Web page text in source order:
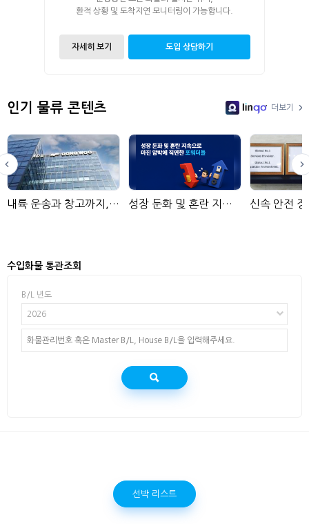
환적 상황 및 도착지연 모니터링이 가능합니다.
자세히 보기 도입 상담하기
인기 물류 콘텐츠
LinGo
더보기
내륙 운송과 창고까지, 동우국제 성장 둔화 및 혼란 지속으로 마진 압박에 직면한 포워더들
수입화물 통관조회
B/L 년도
2026
선박 리스트